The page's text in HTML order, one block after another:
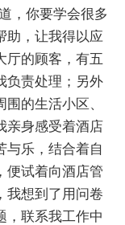
，你要学会很多
助，让我得以应
厅的顾客，有五
负责处理；另外
的生活小区、
亲身感受着酒店
与乐，结合着自
便试着向酒店管
我想到了用问卷
，联系我工作中